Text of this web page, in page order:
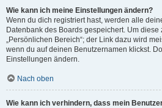
Wie kann ich meine Einstellungen ändern?
Wenn du dich registriert hast, werden alle
Datenbank des Boards gespeichert. Um
„Persönlichen Bereich“; der Link dazu wird
wenn du auf deinen Benutzernamen klickst.
Einstellungen ändern.
Nach oben
Wie kann ich verhindern, dass mein